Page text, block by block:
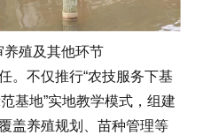
殖及其他环节
不仅推行“农技服务下基
基地”实地教学模式，组建
盖养殖规划、苗种管理等